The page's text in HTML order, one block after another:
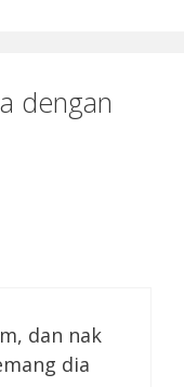
dengan
dan nak
dia